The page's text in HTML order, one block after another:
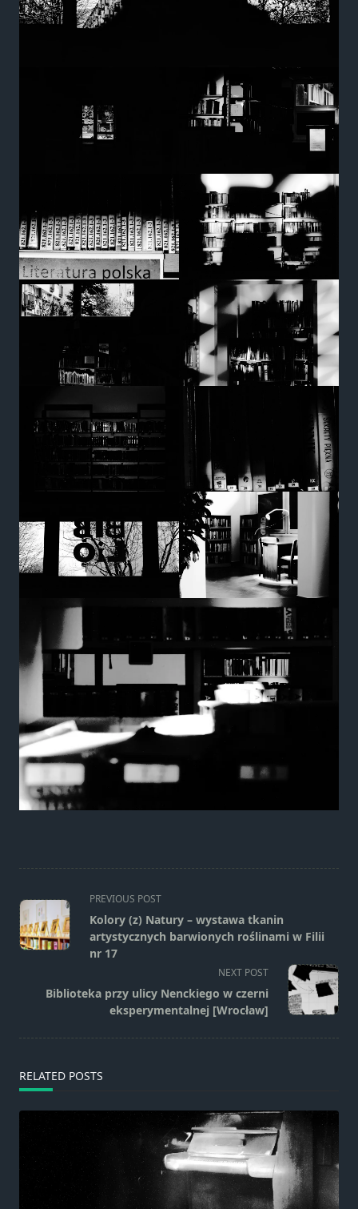
<span
class="nav-
subtitle
screen-
text">Page</span>
PREVIOUS POST
Kolory (z) Natury – wystawa tkanin
artystycznych barwionych roślinami w Filii
nr 17
NEXT POST
Biblioteka przy ulicy Nenckiego w czerni
eksperymentalnej [Wrocław]
RELATED POSTS